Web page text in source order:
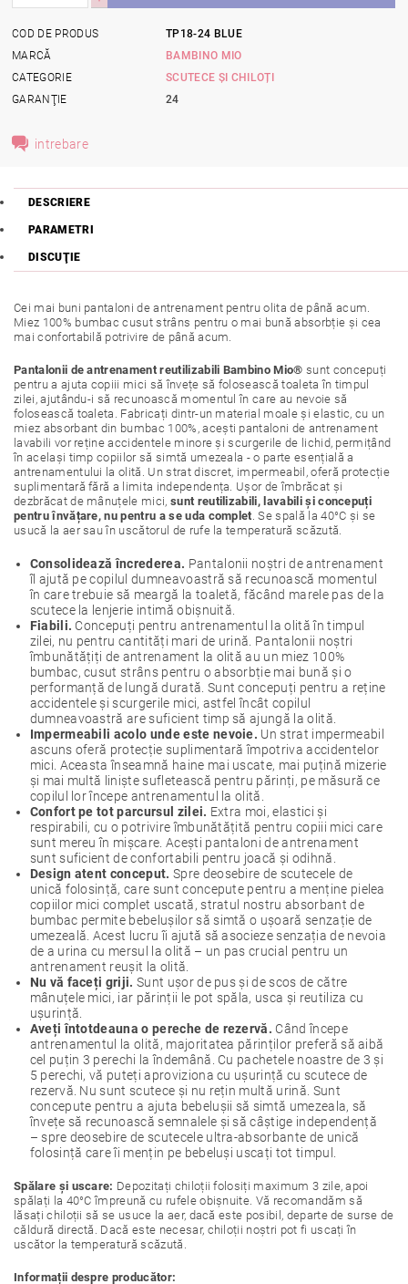
COD DE PRODUS
TP18-24 BLUE
MARCĂ
BAMBINO MIO
CATEGORIE
SCUTECE ȘI CHILOȚI
GARANŢIE
24
intrebare
DESCRIERE
PARAMETRI
DISCUŢIE
Cei mai buni pantaloni de antrenament pentru olita de până acum.
Miez 100% bumbac cusut strâns pentru o mai bună absorbție și cea
mai confortabilă potrivire de până acum.
Pantalonii de antrenament reutilizabili Bambino Mio® sunt concepuți
pentru a ajuta copiii mici să învețe să folosească toaleta în timpul
zilei, ajutându-i să recunoască momentul în care au nevoie să
folosească toaleta. Fabricați dintr-un material moale și elastic, cu un
miez absorbant din bumbac 100%, acești pantaloni de antrenament
lavabili vor reține accidentele minore și scurgerile de lichid, permițând
în același timp copiilor să simtă umezeala - o parte esențială a
antrenamentului la olită. Un strat discret, impermeabil, oferă protecție
suplimentară fără a limita independența. Ușor de îmbrăcat și
dezbrăcat de mânuțele mici, sunt reutilizabili, lavabili și concepuți
pentru învățare, nu pentru a se uda complet. Se spală la 40°C și se
usucă la aer sau în uscătorul de rufe la temperatură scăzută.
Consolidează încrederea. Pantalonii noștri de antrenament
îl ajută pe copilul dumneavoastră să recunoască momentul
în care trebuie să meargă la toaletă, făcând marele pas de la
scutece la lenjerie intimă obișnuită.
Fiabili. Concepuți pentru antrenamentul la olită în timpul
zilei, nu pentru cantități mari de urină. Pantalonii noștri
îmbunătățiți de antrenament la olită au un miez 100%
bumbac, cusut strâns pentru o absorbție mai bună și o
performanță de lungă durată. Sunt concepuți pentru a reține
accidentele și scurgerile mici, astfel încât copilul
dumneavoastră are suficient timp să ajungă la olită.
Impermeabili acolo unde este nevoie. Un strat impermeabil
ascuns oferă protecție suplimentară împotriva accidentelor
mici. Aceasta înseamnă haine mai uscate, mai puțină mizerie
și mai multă liniște sufletească pentru părinți, pe măsură ce
copilul lor începe antrenamentul la olită.
Confort pe tot parcursul zilei. Extra moi, elastici și
respirabili, cu o potrivire îmbunătățită pentru copiii mici care
sunt mereu în mișcare. Acești pantaloni de antrenament
sunt suficient de confortabili pentru joacă și odihnă.
Design atent conceput. Spre deosebire de scutecele de
unică folosință, care sunt concepute pentru a menține pielea
copiilor mici complet uscată, stratul nostru absorbant de
bumbac permite bebelușilor să simtă o ușoară senzație de
umezeală. Acest lucru îi ajută să asocieze senzația de nevoia
de a urina cu mersul la olită – un pas crucial pentru un
antrenament reușit la olită.
Nu vă faceți griji. Sunt ușor de pus și de scos de către
mânuțele mici, iar părinții le pot spăla, usca și reutiliza cu
ușurință.
Aveți întotdeauna o pereche de rezervă. Când începe
antrenamentul la olită, majoritatea părinților preferă să aibă
cel puțin 3 perechi la îndemână. Cu pachetele noastre de 3 și
5 perechi, vă puteți aproviziona cu ușurință cu scutece de
rezervă. Nu sunt scutece și nu rețin multă urină. Sunt
concepute pentru a ajuta bebelușii să simtă umezeala, să
învețe să recunoască semnalele și să câștige independență
– spre deosebire de scutecele ultra-absorbante de unică
folosință care îi mențin pe bebeluși uscați tot timpul.
Spălare și uscare: Depozitați chiloții folosiți maximum 3 zile, apoi
spălați la 40°C împreună cu rufele obișnuite. Vă recomandăm să
lăsați chiloții să se usuce la aer, dacă este posibil, departe de surse de
căldură directă. Dacă este necesar, chiloții noștri pot fi uscați în
uscător la temperatură scăzută.
Informații despre producător: